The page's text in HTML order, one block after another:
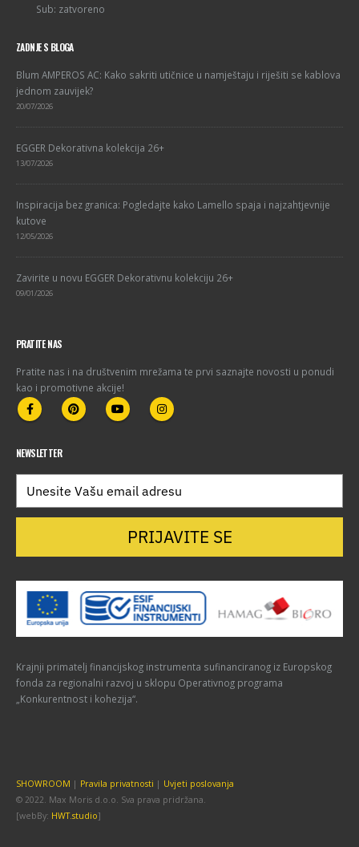
Sub: zatvoreno
ZADNJE S BLOGA
Blum AMPEROS AC: Kako sakriti utičnice u namještaju i riješiti se kablova
jednom zauvijek?
20/07/2026
EGGER Dekorativna kolekcija 26+
13/07/2026
Inspiracija bez granica: Pogledajte kako Lamello spaja i najzahtjevnije
kutove
12/05/2026
Zavirite u novu EGGER Dekorativnu kolekciju 26+
09/01/2026
PRATITE NAS
Pratite nas i na društvenim mrežama te prvi saznajte novosti u ponudi
kao i promotivne akcije!
NEWSLETTER
PRIJAVITE SE
Krajnji primatelj financijskog instrumenta sufinanciranog iz Europskog
fonda za regionalni razvoj u sklopu Operativnog programa
„Konkurentnost i kohezija“.
SHOWROOM | Pravila privatnosti | Uvjeti poslovanja
© 2022. Max Moris d.o.o. Sva prava pridržana.
[webBy: HWT.studio]